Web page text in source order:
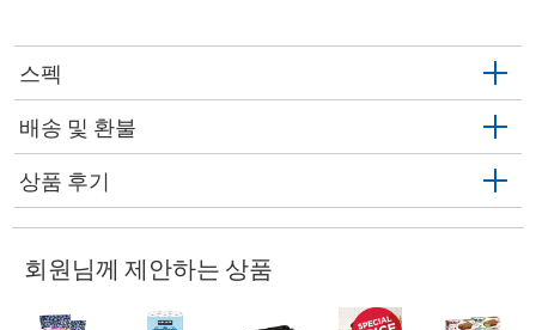
스펙
배송 및 환불
상품 후기
회원님께 제안하는 상품